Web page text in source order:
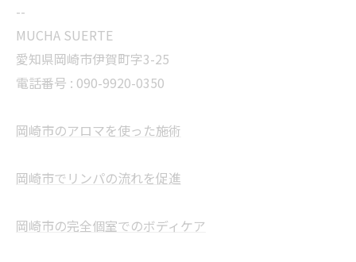
--
MUCHA SUERTE
愛知県岡崎市伊賀町字3-25
電話番号 : 090-9920-0350
岡崎市のアロマを使った施術
岡崎市でリンパの流れを促進
岡崎市の完全個室でのボディケア